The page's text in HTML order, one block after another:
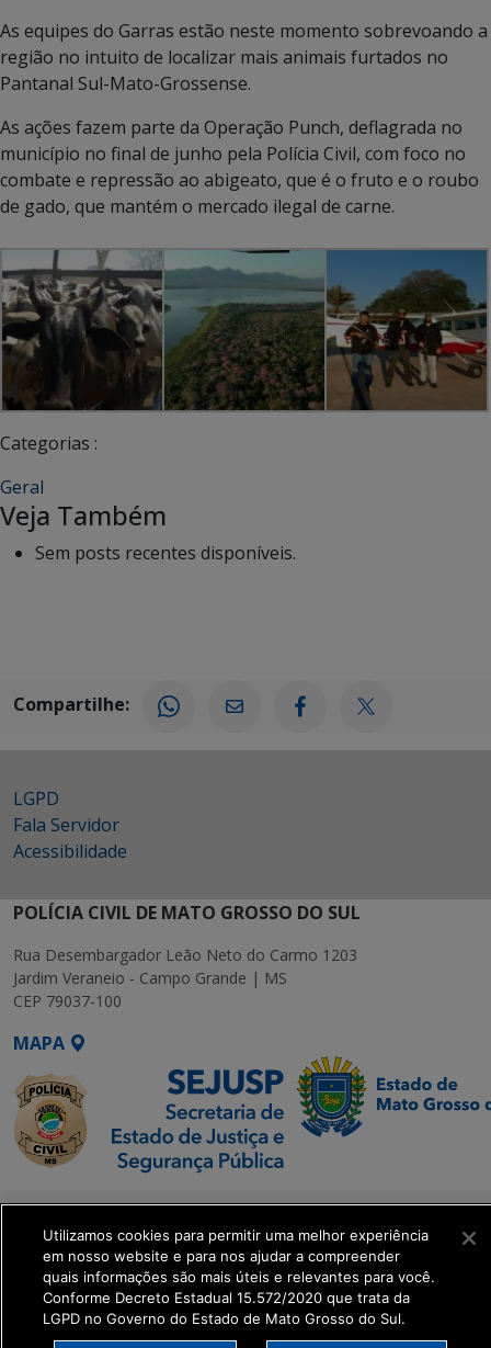
As equipes do Garras estão neste momento sobrevoando a
região no intuito de localizar mais animais furtados no
Pantanal Sul-Mato-Grossense.
As ações fazem parte da Operação Punch, deflagrada no
município no final de junho pela Polícia Civil, com foco no
combate e repressão ao abigeato, que é o fruto e o roubo
de gado, que mantém o mercado ilegal de carne.
Categorias :
Geral
Veja Também
Sem posts recentes disponíveis.
Compartilhe:
LGPD
Fala Servidor
Acessibilidade
POLÍCIA CIVIL DE MATO GROSSO DO SUL
Rua Desembargador Leão Neto do Carmo 1203
Jardim Veraneio - Campo Grande | MS
CEP 79037-100
MAPA
SETDIG | Secretaria-
Executiva de
Transformação Digital
get_footer();
Utilizamos cookies para permitir uma melhor experiência
em nosso website e para nos ajudar a compreender
quais informações são mais úteis e relevantes para você.
Conforme Decreto Estadual 15.572/2020 que trata da
LGPD no Governo do Estado de Mato Grosso do Sul.